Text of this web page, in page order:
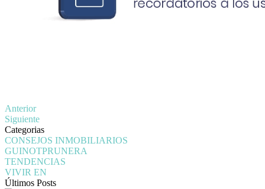
Anterior
Siguiente
Categorias
CONSEJOS INMOBILIARIOS
GUINOTPRUNERA
TENDENCIAS
VIVIR EN
Últimos Posts